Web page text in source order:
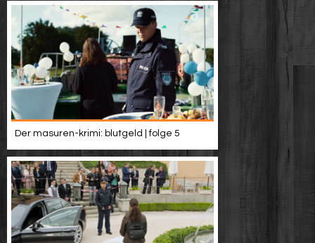
Der masuren-krimi: blutgeld | folge 5